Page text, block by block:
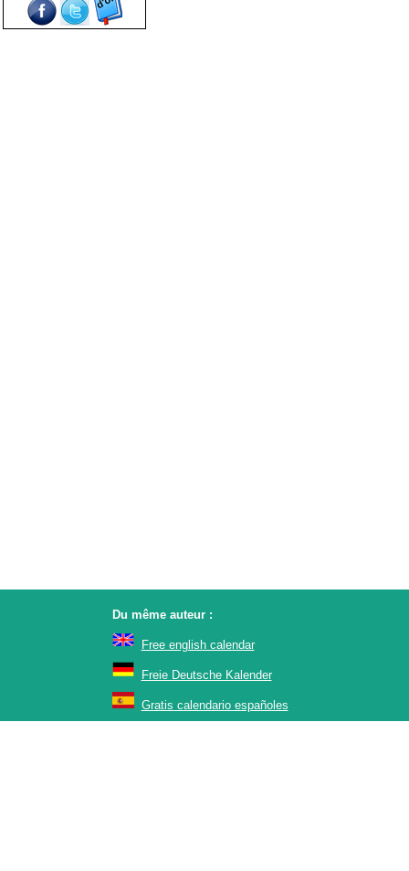
Du même auteur :
Free english calendar
Freie Deutsche Kalender
Gratis calendario españoles